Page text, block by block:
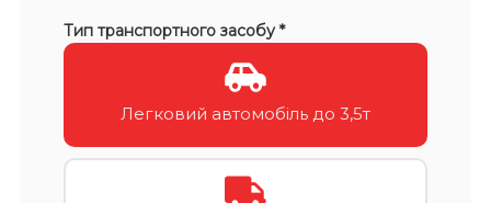
Тип транспортного засобу *
Легковий автомобіль до 3,5т